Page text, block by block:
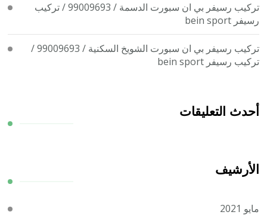
تركيب رسيفر بي ان سبورت الدسمة / 99009693 / تركيب
رسيفر bein sport
تركيب رسيفر بي ان سبورت الشويخ السكنية / 99009693 /
تركيب رسيفر bein sport
أحدث التعليقات
الأرشيف
مايو 2021